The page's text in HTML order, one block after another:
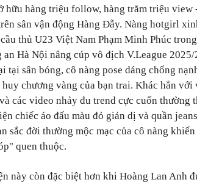
hữu hàng triệu follow, hàng trăm triệu view
sân vận động Hàng Đẫy. Nàng hotgirl
thủ U23 Việt Nam Phạm Minh Phúc
an Hà Nội nâng cúp vô địch V.League
tại sân bóng, cô nàng pose dáng chống
huy chương vàng của bạn trai. Khác hẳn
các video nhảy đu trend cực cuốn thường
chiếc áo đấu màu đỏ giản dị và quần
sắc đời thường mộc mạc của cô nàng
quen thuộc.
này còn đặc biệt hơn khi Hoàng Lan Anh